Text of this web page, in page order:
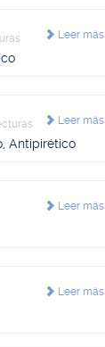
Leer más
Leer más
Antipirético
Leer más
Leer más